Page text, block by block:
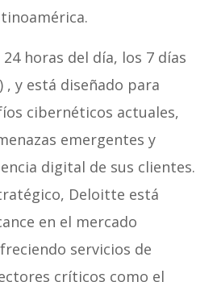
horas del día, los 7 días
, y está diseñado para
cibernéticos actuales,
emergentes y
digital de sus clientes.
Deloitte está
en el mercado
servicios de
críticos como el